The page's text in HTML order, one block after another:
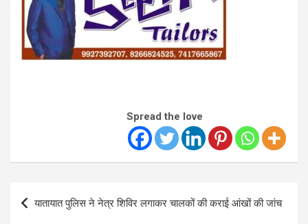
Spread the love
Post
navigation
यातायात पुलिस ने नेत्र शिविर लगाकर चालकों की कराई आंखों की जांच